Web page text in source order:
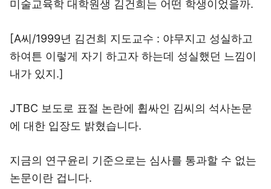
미술교육학 대학원생 김건희는 어떤 학생이었을까.
[A씨/1999년 김건희 지도교수 : 야무지고 성실하고
하여튼 이렇게 자기 하고자 하는데 성실했던 느낌이
내가 있지.]
JTBC 보도로 표절 논란에 휩싸인 김씨의 석사논문
에 대한 입장도 밝혔습니다.
지금의 연구윤리 기준으로는 심사를 통과할 수 없는
논문이란 겁니다.